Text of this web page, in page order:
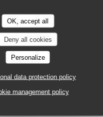
OK, accept all
Deny all cookies
Personalize
data protection policy
management policy
3
FOOD: 5/5 VALUE